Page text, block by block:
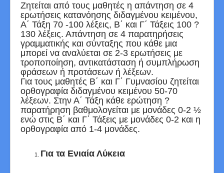
Ζητείται από τους μαθητές η απάντηση σε 4
ερωτήσεις κατανόησης διδαγμένου κειμένου,
Α΄ Τάξη 70 -100 λέξεις, Β΄ και Γ΄ Τάξεις 100 ?
130 λέξεις. Απάντηση σε 4 παρατηρήσεις
γραμματικής και σύνταξης που κάθε μια
μπορεί να αναλύεται σε 2-3 ερωτήσεις με
τροποποίηση, αντικατάσταση ή συμπλήρωση
φράσεων ή προτάσεων ή λέξεων.
Για τους μαθητές Β΄ και Γ΄ Γυμνασίου ζητείται
ορθογραφία διδαγμένου κειμένου 50-70
λέξεων. Στην Α΄ Τάξη κάθε ερώτηση ?
παρατήρηση βαθμολογείται με μονάδες 0-2 ½
ενώ στις Β΄ και Γ΄ Τάξεις με μονάδες 0-2 και η
ορθογραφία από 1-4 μονάδες.
Για τα Ενιαία Λύκεια